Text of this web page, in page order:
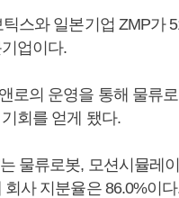
틱스와 일본기업 ZMP
업이다.
로의 운영을 통해 물류
회를 얻게 됐다.
는 물류로봇, 모션시뮬
회사 지분율은 86.0%이